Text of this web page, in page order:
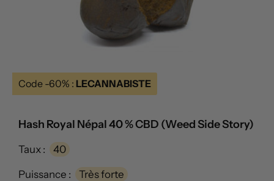
Code -60% : LECANNABISTE
Hash Royal Népal 40 % CBD (Weed Side Story)
Taux : 40
Puissance : Très forte